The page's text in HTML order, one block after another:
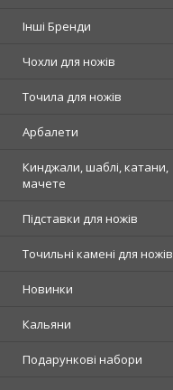
Інші Бренди
Чохли для ножів
Точила для ножів
Арбалети
Кинджали, шаблі, катани,
мачете
Підставки для ножів
Точильні камені для ножів
Новинки
Кальяни
Подарункові набори